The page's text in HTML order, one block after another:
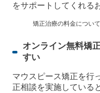
をサポートしてくれる
矯正治療の料金について
オンライン無料矯
すい
マウスピース矯正を行
正相談を実施している